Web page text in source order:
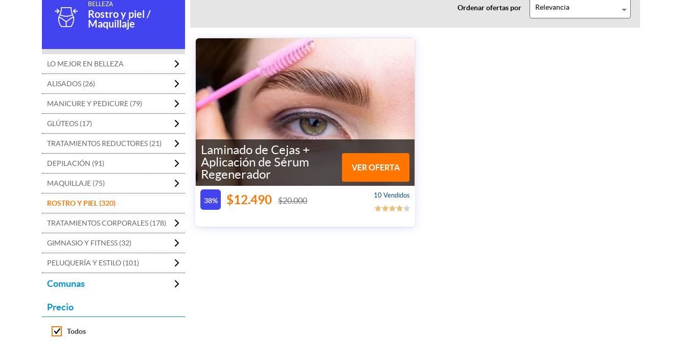
BELLEZA
Rostro y piel /
Maquillaje
LO MEJOR EN BELLEZA
ALISADOS (26)
MANICURE Y PEDICURE (79)
GLÚTEOS (17)
TRATAMIENTOS REDUCTORES (21)
DEPILACIÓN (91)
MAQUILLAJE (75)
ROSTRO Y PIEL (320)
TRATAMIENTOS CORPORALES (178)
GIMNASIO Y FITNESS (32)
PELUQUERÍA Y ESTILO (101)
Comunas
Precio
Todos
Ordenar ofertas por Relevancia
Laminado de Cejas +
Aplicación de Sérum
Regenerador
VER OFERTA
38%
10 Vendidos
$12.490 $20.000